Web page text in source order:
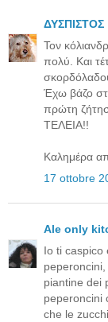
ΔΥΣΠΙΣΤΟΣ
Τον
πολύ. Και
Έχω βάζο
πρώτη
ΤΕΛΕΙΑ!!
Καλημέρα
17 ottobre
Ale only
Io ti caspico
piantine dei
peperoncini
che le